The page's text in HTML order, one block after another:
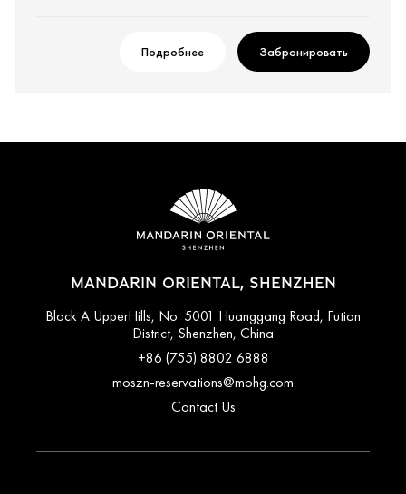
Подробнее Забронировать
MANDARIN ORIENTAL, SHENZHEN
Block A UpperHills, No. 5001 Huanggang Road, Futian
District, Shenzhen, China
+86 (755) 8802 6888
moszn-reservations@mohg.com
Contact Us